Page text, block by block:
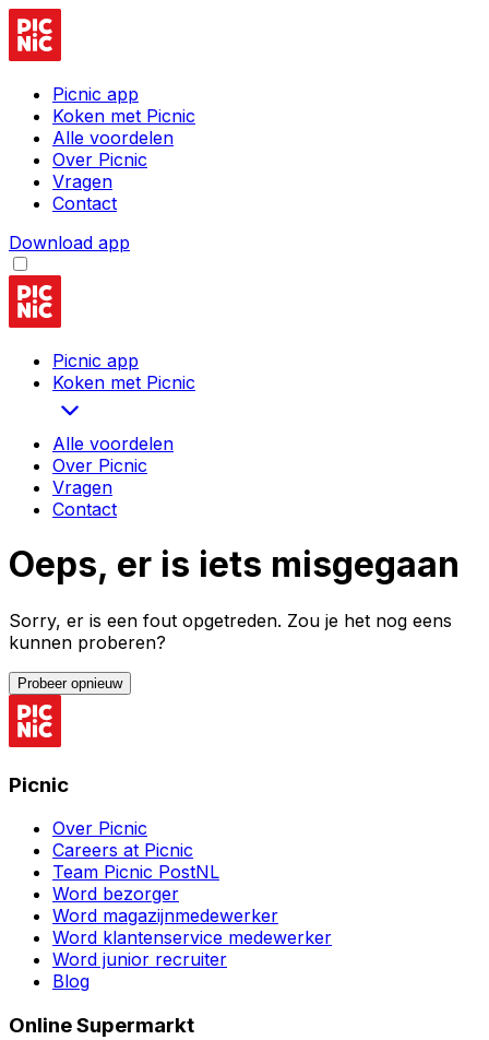
Picnic app
Koken met Picnic
Alle voordelen
Over Picnic
Vragen
Contact
Download app
Picnic app
Koken met Picnic
Alle voordelen
Over Picnic
Vragen
Contact
Oeps, er is iets misgegaan
Sorry, er is een fout opgetreden. Zou je het nog eens
kunnen proberen?
Probeer opnieuw
Picnic
Over Picnic
Careers at Picnic
Team Picnic PostNL
Word bezorger
Word magazijnmedewerker
Word klantenservice medewerker
Word junior recruiter
Blog
Online Supermarkt